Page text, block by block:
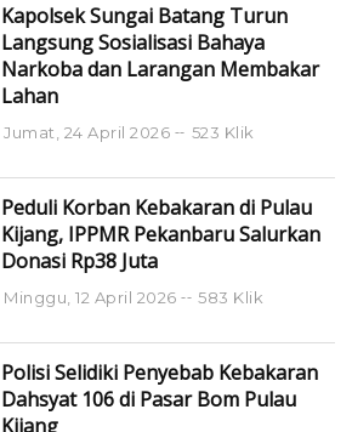
Kapolsek Sungai Batang Turun
Langsung Sosialisasi Bahaya
Narkoba dan Larangan Membakar
Lahan
Jumat, 24 April 2026 523 Klik
Peduli Korban Kebakaran di Pulau
Kijang, IPPMR Pekanbaru Salurkan
Donasi Rp38 Juta
Minggu, 12 April 2026 583 Klik
Polisi Selidiki Penyebab Kebakaran
Dahsyat 106 di Pasar Bom Pulau
Kijang